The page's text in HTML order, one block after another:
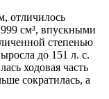
отличилось
см³, впускными
степенью
до 151 л. с.
ходовая часть
сократилась, а